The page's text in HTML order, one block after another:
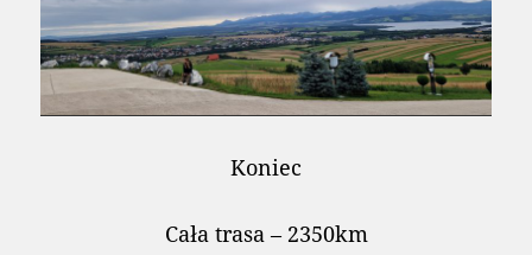
Koniec
Cała trasa – 2350km